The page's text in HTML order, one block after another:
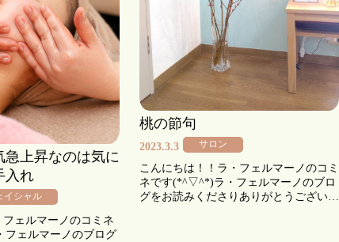
急上昇なのは気に
入れ
イシャル
ェルマーノのコミネ
ェルマーノのブログ
桃の節句
2023.3.3 サロン
こんにちは！！ラ・フェルマーノのコミ
ネです(*^▽^*)ラ・フェルマーノのブロ
グをお読みくださりありがとうございま